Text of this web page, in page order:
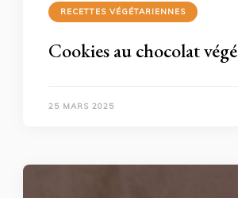
RECETTES VÉGÉTARIENNES
Cookies au chocolat végé
25 MARS 2025